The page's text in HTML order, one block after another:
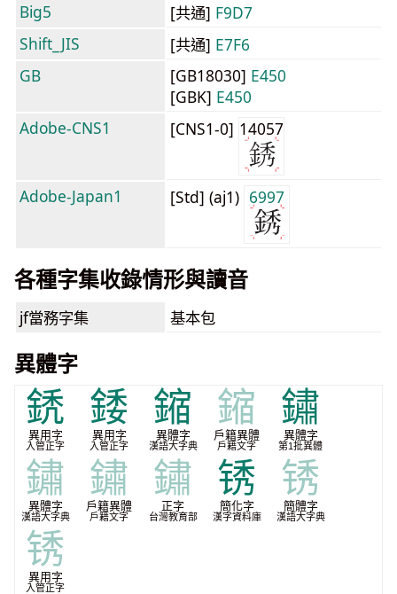
Big5 [共通] F9D7
Shift_JIS
[共通] E7F6
GB
[GB18030] E450
[GBK] E450
Adobe-CNS1
[CNS1-0] 14057
Adobe-Japan1 [Std] (aj1) 6997
各種字集收錄情形與讀音
jf當務字集 基本包
異體字
鋵
異用字
入管正字
錗
異用字
入管正字
鏥
異體字
漢語大字典
鏥
戶籍異體
戶籍文字
鏽
異體字
第1批異體
鏽
異體字
漢語大字典
鏽
戶籍異體
戶籍文字
鏽
正字
台灣教育部
锈
簡化字
漢字資料庫
锈
簡體字
漢語大字典
锈
異用字
入管正字